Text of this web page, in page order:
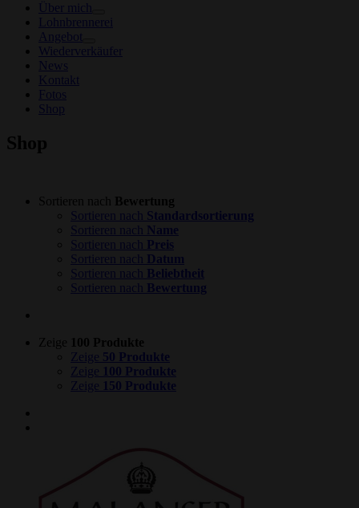
Über mich
Lohnbrennerei
Angebot
Wiederverkäufer
News
Kontakt
Fotos
Shop
Shop
Sortieren nach
Bewertung
Sortieren nach Standardsortierung
Sortieren nach
Name
Sortieren nach
Preis
Sortieren nach
Datum
Sortieren nach
Beliebtheit
Sortieren nach
Bewertung
Zeige 100 Produkte
Zeige 50 Produkte
Zeige 100 Produkte
Zeige 150 Produkte